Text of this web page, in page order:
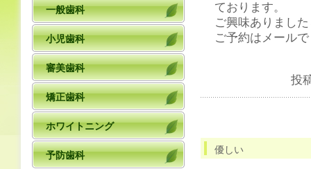
ております。
ご興味ありまし
ご予約はメール
投
優しい
一般歯科
小児歯科
審美歯科
矯正歯科
ホワイトニング
予防歯科